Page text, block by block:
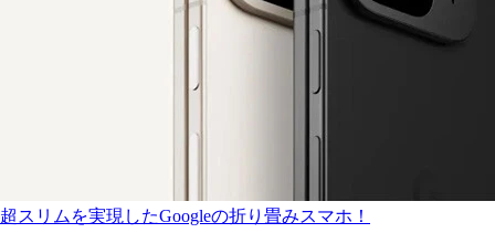
超スリムを実現したGoogleの折り畳みスマホ！